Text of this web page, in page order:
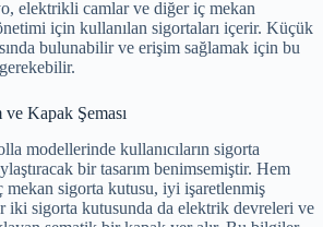
elektrikli camlar ve diğer iç mekan
için kullanılan sigortaları içerir. Küçük
bulunabilir ve erişim sağlamak için bu
ve Kapak Şeması
modellerinde kullanıcıların sigorta
bir tasarım benimsemiştir. Hem
mekan sigorta kutusu, iyi işaretlenmiş
iki sigorta kutusunda da elektrik devreleri ve